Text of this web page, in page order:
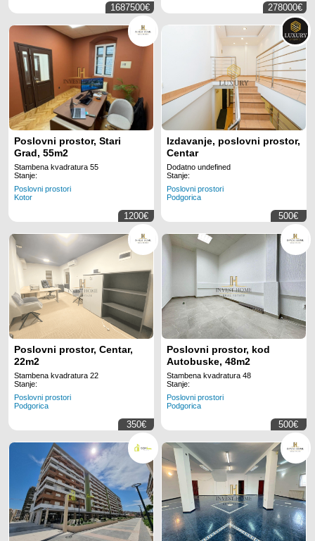
1687500€ 278000€
Poslovni prostor, Stari
Grad, 55m2
Stambena kvadratura 55
Stanje:
Poslovni prostori
Kotor
1200€
Izdavanje, poslovni prostor,
Centar
Dodatno undefined
Stanje:
Poslovni prostori
Podgorica
500€
Poslovni prostor, Centar,
22m2
Stambena kvadratura 22
Stanje:
Poslovni prostori
Podgorica
350€
Poslovni prostor, kod
Autobuske, 48m2
Stambena kvadratura 48
Stanje:
Poslovni prostori
Podgorica
500€